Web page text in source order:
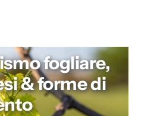
fogliare,
& forme di